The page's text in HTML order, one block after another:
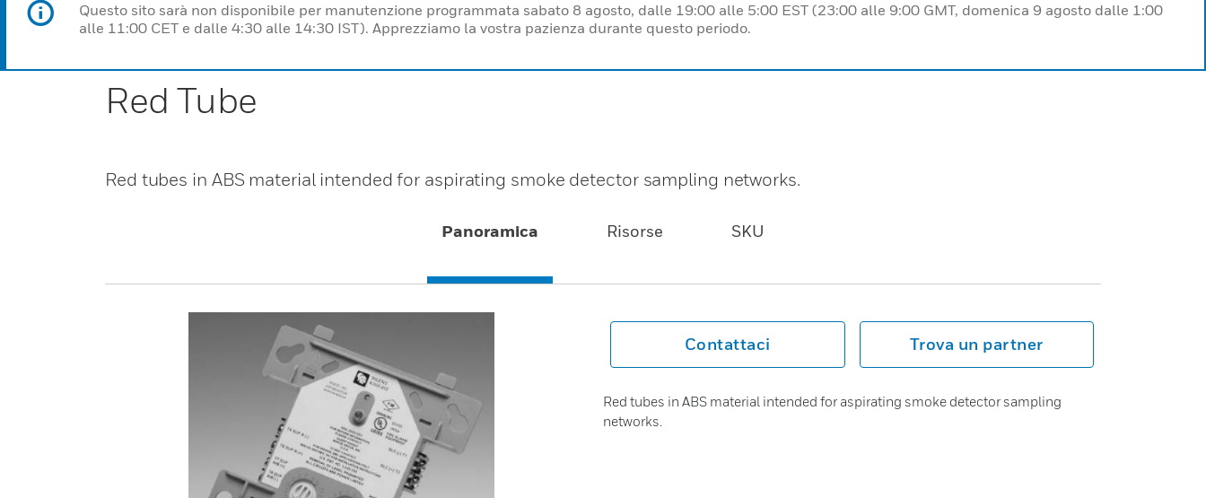
Questo sito sarà non disponibile per manutenzione programmata sabato 8 agosto, dalle 19:00 alle 5:00 EST (23:00 alle 9:00 GMT, domenica 9 agosto dalle 1:00
alle 11:00 CET e dalle 4:30 alle 14:30 IST). Apprezziamo la vostra pazienza durante questo periodo.
Red Tube
Red tubes in ABS material intended for aspirating smoke detector sampling networks.
Panoramica Risorse SKU
Contattaci Trova un partner
Red tubes in ABS material intended for aspirating smoke detector sampling
networks.